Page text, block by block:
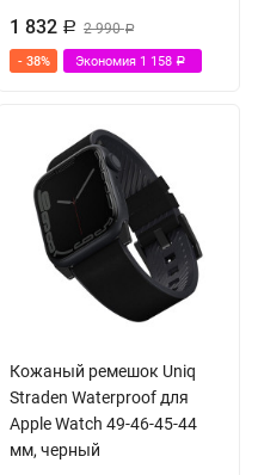
1 832 Р 2 990Р
- 38% Экономия 1 158 Р
Кожаный ремешок Uniq
Straden Waterproof для
Apple Watch 49-46-45-44
мм, черный